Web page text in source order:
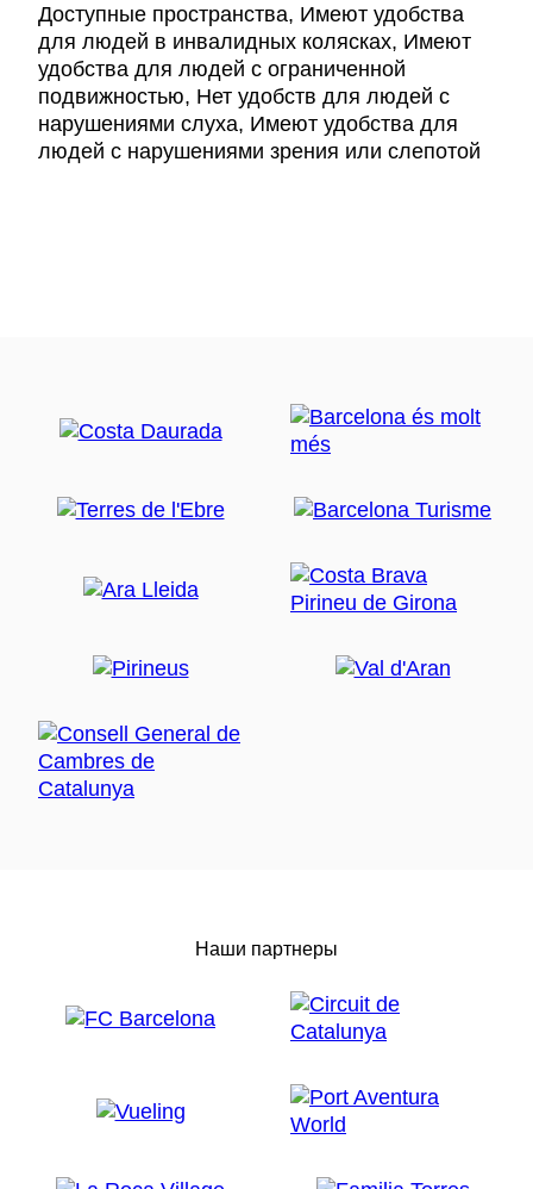
Доступные пространства, Имеют удобства
для людей в инвалидных колясках, Имеют
удобства для людей с ограниченной
подвижностью, Нет удобств для людей с
нарушениями слуха, Имеют удобства для
людей с нарушениями зрения или слепотой
Наши партнеры